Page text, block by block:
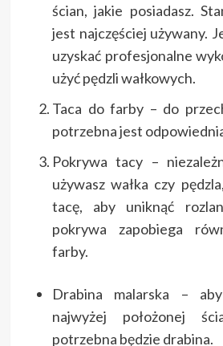
ścian, jakie posiadasz.
jest najczęściej używany.
uzyskać profesjonalne
użyć pędzli wałkowych.
Taca do farby – do
potrzebna jest
Pokrywa tacy –
używasz wałka czy
tacę, aby uniknąć
pokrywa zapobiega
farby.
Drabina malarska –
najwyżej położonej
potrzebna będzie drabina.